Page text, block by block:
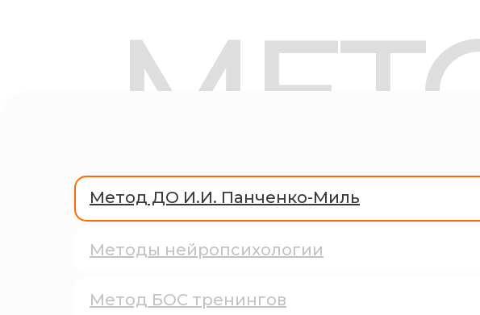
Метод ДО И.И. Панченко-Миль
Методы нейропсихологии
Метод БОС тренингов